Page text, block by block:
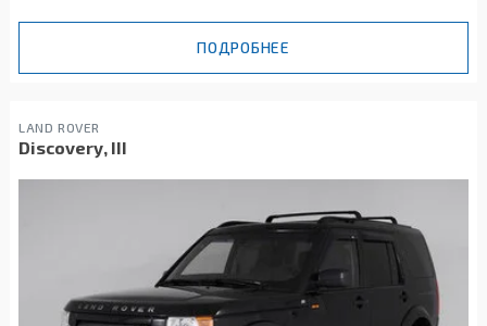
ПОДРОБНЕЕ
LAND ROVER
Discovery, III